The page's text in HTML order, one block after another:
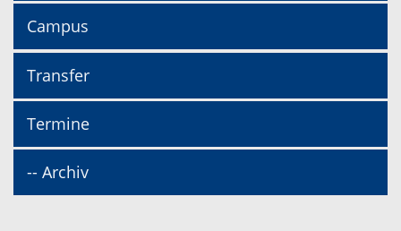
Campus
Transfer
Termine
-- Archiv